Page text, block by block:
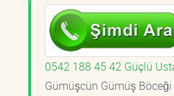
0542 188 45 42 Güçlü
Gümüşcün Gümüş